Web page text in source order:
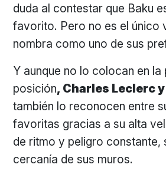
duda al contestar que Baku
favorito. Pero no es el único
nombra como uno de sus
Y aunque no lo colocan en la
posición, Charles Leclerc
también lo reconocen entre
favoritas gracias a su alta
de ritmo y peligro constante,
cercanía de sus muros.